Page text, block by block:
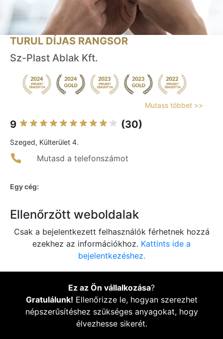
TURUL DÍJAS RANGSOR
Sz-Plast Ablak Kft.
Mutass többet >>
9 (30)
Szeged, Külterület 4.
Mutasd a telefonszámot
Egy cég:
Ellenőrzött weboldalak
Csak a bejelentkezett felhasználók férhetnek hozzá
ezekhez az információkhoz. Kattints ide a
bejelentkezéshez.
Ez az Ön vállalkozása?
Gratulálunk! Ellenőrizze le, hogyan szerezhet
népszerűsítéshez szükséges anyagokat, hogy
élvezhesse sikerét.